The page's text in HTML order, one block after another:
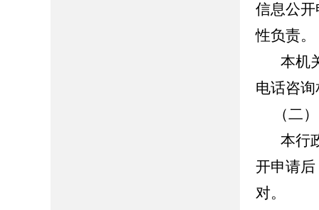
信息公
性负责
本机关
电话咨
（二）
本行政
开申请
对。